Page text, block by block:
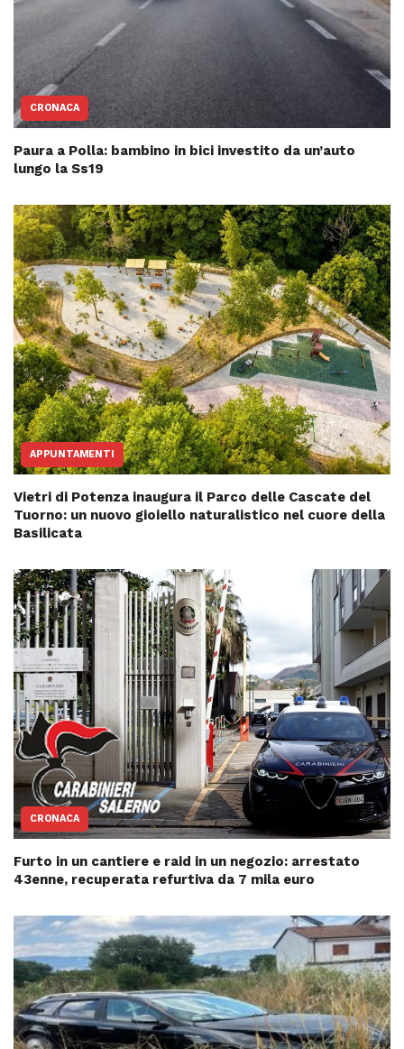
CRONACA
Paura a Polla: bambino in bici investito da un’auto
lungo la Ss19
APPUNTAMENTI
Vietri di Potenza inaugura il Parco delle Cascate del
Tuorno: un nuovo gioiello naturalistico nel cuore della
Basilicata
CRONACA
Furto in un cantiere e raid in un negozio: arrestato
43enne, recuperata refurtiva da 7 mila euro